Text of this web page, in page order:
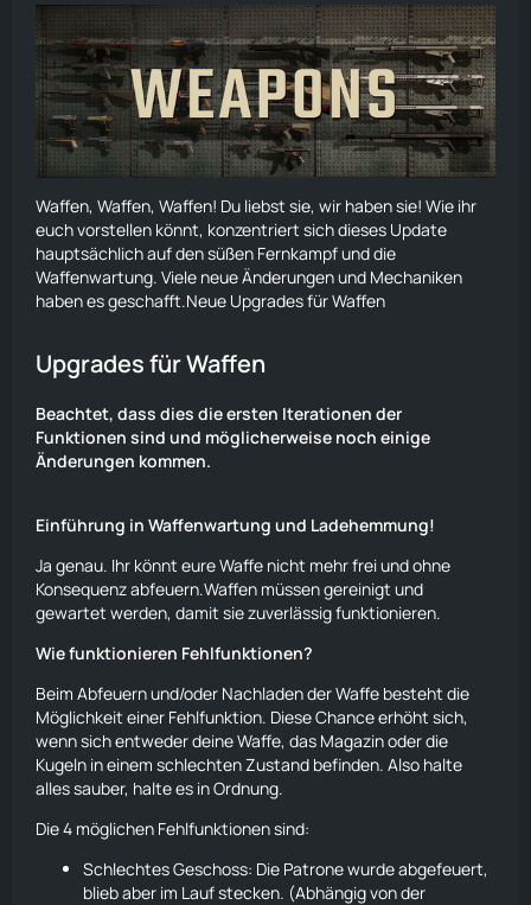
Waffen, Waffen, Waffen! Du liebst sie, wir haben sie! Wie ihr
euch vorstellen könnt, konzentriert sich dieses Update
hauptsächlich auf den süßen Fernkampf und die
Waffenwartung. Viele neue Änderungen und Mechaniken
haben es geschafft.Neue Upgrades für Waffen
Upgrades für Waffen
Beachtet, dass dies die ersten Iterationen der
Funktionen sind und möglicherweise noch einige
Änderungen kommen.
Einführung in Waffenwartung und Ladehemmung!
Ja genau. Ihr könnt eure Waffe nicht mehr frei und ohne
Konsequenz abfeuern.Waffen müssen gereinigt und
gewartet werden, damit sie zuverlässig funktionieren.
Wie funktionieren Fehlfunktionen?
Beim Abfeuern und/oder Nachladen der Waffe besteht die
Möglichkeit einer Fehlfunktion. Diese Chance erhöht sich,
wenn sich entweder deine Waffe, das Magazin oder die
Kugeln in einem schlechten Zustand befinden. Also halte
alles sauber, halte es in Ordnung.
Die 4 möglichen Fehlfunktionen sind:
Schlechtes Geschoss: Die Patrone wurde abgefeuert,
blieb aber im Lauf stecken. (Abhängig von der